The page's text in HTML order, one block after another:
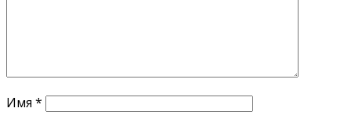
Имя *